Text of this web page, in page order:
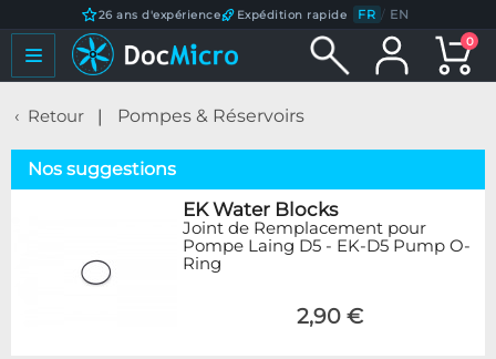
26 ans d'expérience Expédition rapide FR / EN
0
Retour Pompes & Réservoirs
Nos suggestions
EK Water Blocks
Joint de Remplacement pour
Pompe Laing D5 - EK-D5 Pump O-
Ring
2,90 €